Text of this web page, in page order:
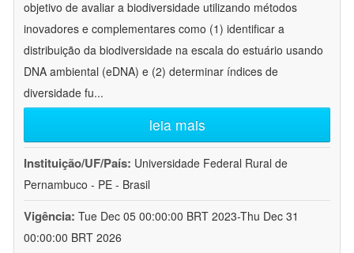
objetivo de avaliar a biodiversidade utilizando métodos
inovadores e complementares como (1) identificar a
distribuição da biodiversidade na escala do estuário usando
DNA ambiental (eDNA) e (2) determinar índices de
diversidade fu...
leia mais
Instituição/UF/País: Universidade Federal Rural de
Pernambuco - PE - Brasil
Vigência: Tue Dec 05 00:00:00 BRT 2023-Thu Dec 31
00:00:00 BRT 2026